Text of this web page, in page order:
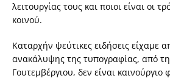
λειτουργίας τους και ποιοι είναι οι
κοινού.
Καταρχήν ψεύτικες ειδήσεις είχαμε
ανακάλυψης της τυπογραφίας, από
Γουτεμβέργιου, δεν είναι